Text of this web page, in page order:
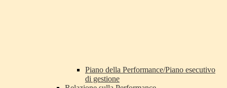
Piano della Performance/Piano esecutivo
di gestione